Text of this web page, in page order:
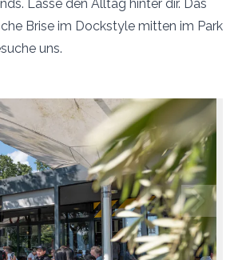
Lasse den Alltag hinter dir. Das
Brise im Dockstyle mitten im Park
uns.